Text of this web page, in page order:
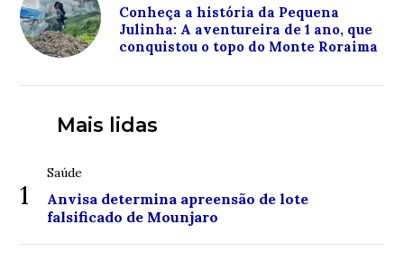
Conheça a história da Pequena
Julinha: A aventureira de 1 ano, que
conquistou o topo do Monte Roraima
Mais lidas
1
Saúde
Anvisa determina apreensão de lote
falsificado de Mounjaro